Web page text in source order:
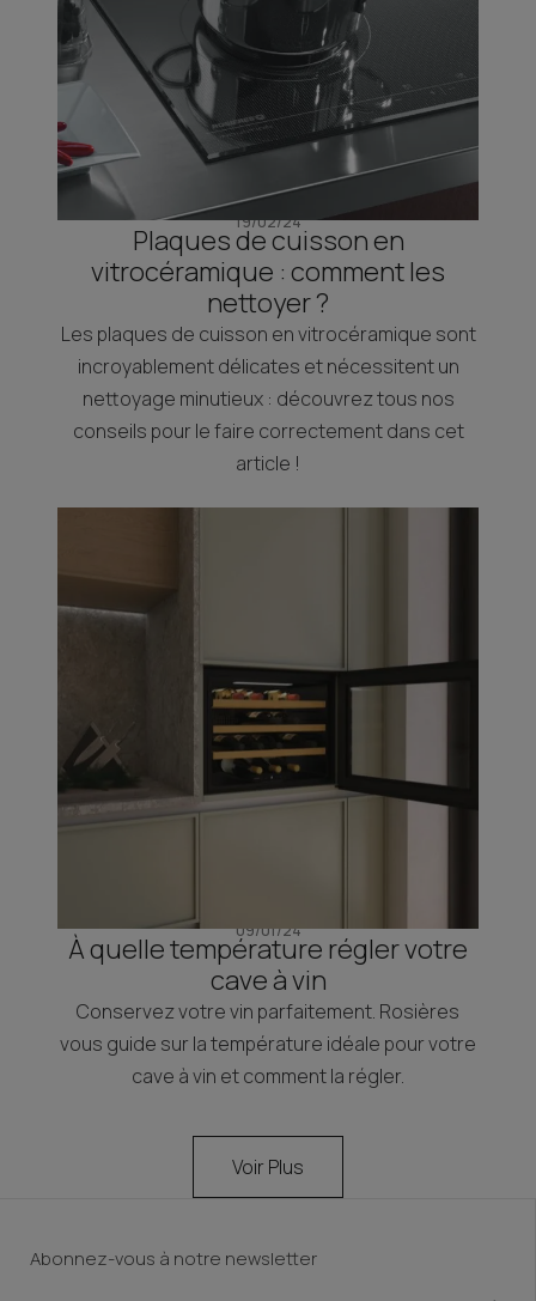
19/02/24
Plaques de cuisson en
vitrocéramique : comment les
nettoyer ?
Les plaques de cuisson en vitrocéramique sont
incroyablement délicates et nécessitent un
nettoyage minutieux : découvrez tous nos
conseils pour le faire correctement dans cet
article !
09/01/24
À quelle température régler votre
cave à vin
Conservez votre vin parfaitement. Rosières
vous guide sur la température idéale pour votre
cave à vin et comment la régler.
Voir Plus
Abonnez-vous à notre newsletter